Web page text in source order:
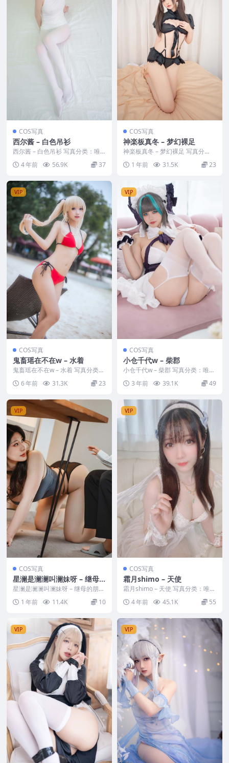
COS写真
西尔酱 – 白色吊衫
西尔酱 – 白色吊衫 写真分类：唯
美，参与模特：西尔酱 [套图大
小]：[30P／...
4 年前 56.9K 37
COS写真
神楽板真冬 – 梦幻裸足
神楽板真冬 – 梦幻裸足 写真分
类：唯美，参与模特：神楽板真冬
[资源大小]：[...
1 年前 31.5K 23
VIP
COS写真
鬼畜瑶在不在w – 水着
鬼畜瑶在不在w – 水着 写真分类：
唯美，参与模特：鬼畜瑶在不在
[套图大小]：...
6 年前 31.3K 23
VIP
COS写真
小仓千代w – 柴郡
小仓千代w – 柴郡 写真分类：唯
美，参与模特：小仓千代w [套图
大小]：[12...
3 年前 39.1K 49
VIP
COS写真
星澜是澜澜叫澜妹呀 – 继母
的朋友们
星澜是澜澜叫澜妹呀 – 继母的朋友
们 写真分类：唯美，参与模特：
星澜是澜澜叫澜妹...
1 年前 11.4K 10
VIP
COS写真
霜月shimo – 天使
霜月shimo – 天使 写真分类：唯
美，参与模特：霜月shimo [套图
大小]...
4 年前 45.1K 55
VIP VIP